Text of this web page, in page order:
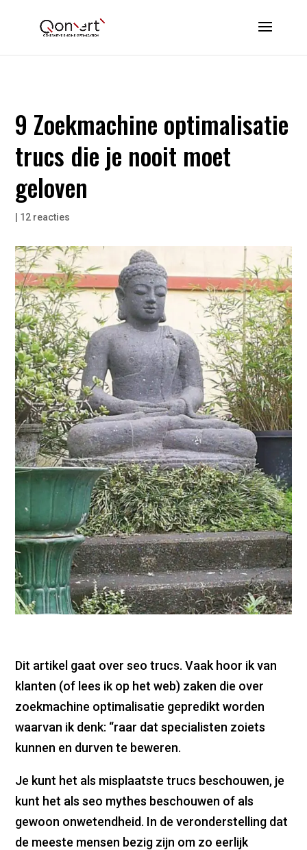
9 Zoekmachine optimalisatie
trucs die je nooit moet
geloven
12 reacties
Dit artikel gaat over seo trucs. Vaak hoor ik van
klanten (of lees ik op het web) zaken die over
zoekmachine optimalisatie gepredikt worden
waarvan ik denk: “raar dat specialisten zoiets
kunnen en durven te beweren.
Je kunt het als misplaatste trucs beschouwen, je
kunt het als seo mythes beschouwen of als
gewoon onwetendheid. In de veronderstelling dat
de meeste mensen bezig zijn om zo eerlijk